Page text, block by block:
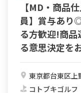
【MD・商品
員】賞与あり
る方歓迎!商品
る意思決定を
東京都台東区
コトブキゴルフ